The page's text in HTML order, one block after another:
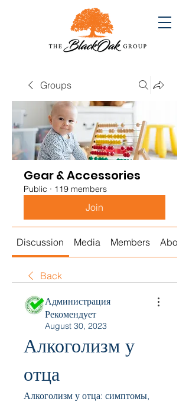
Groups
Gear & Accessories
Public · 119 members
Join
Discussion Media Members About
Back
Администрация
Рекомендует
August 30, 2023
Алкоголизм у
отца
Алкоголизм у отца: симптомы,